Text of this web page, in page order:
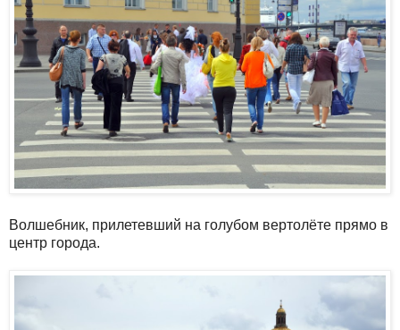
Волшебник, прилетевший на голубом вертолёте прямо в
центр города.